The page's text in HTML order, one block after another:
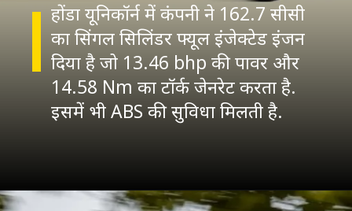
होंडा यूनिकॉर्न में कंपनी ने 162.7 सीसी
का सिंगल सिलिंडर फ्यूल इंजेक्टेड इंजन
दिया है जो 13.46 bhp की पावर और
14.58 Nm का टॉर्क जेनरेट करता है.
इसमें भी ABS की सुविधा मिलती है.